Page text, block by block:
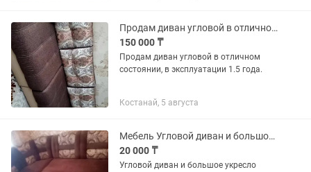
Продам диван угловой в отличном состоянии.
150 000 ₸
Продам диван угловой в отличном
состоянии, в эксплуатации 1.5 года.
Костанай, 5 августа
Мебель Угловой диван и большое укресло
20 000 ₸
Угловой диван и большое укресло